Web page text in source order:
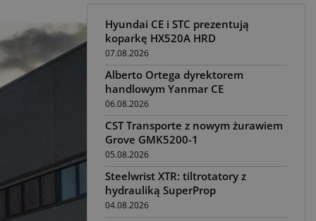
Hyundai CE i STC prezentują
koparkę HX520A HRD
07.08.2026
Alberto Ortega dyrektorem
handlowym Yanmar CE
06.08.2026
CST Transporte z nowym żurawiem
Grove GMK5200-1
05.08.2026
Steelwrist XTR: tiltrotatory z
hydrauliką SuperProp
04.08.2026